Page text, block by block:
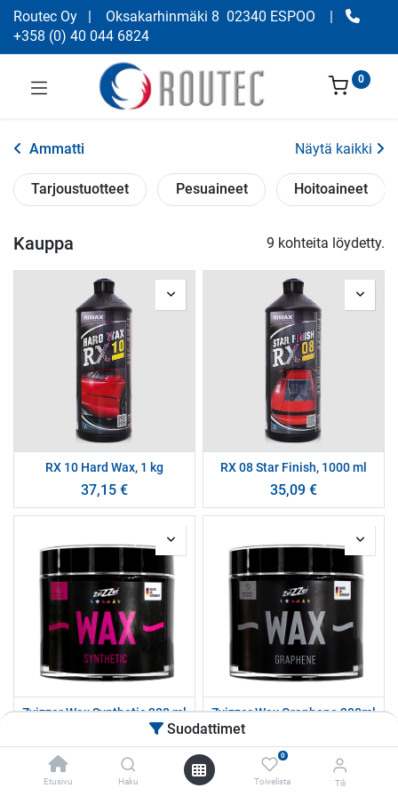
Suodattimet
Etusivu Haku
0
Toivelista Tili
Routec Oy | Oksakarhinmäki 8 02340 ESPOO
|
+358 (0) 40 044 6824
0
Ammatti Näytä kaikki
Tarjoustuotteet Pesuaineet Hoitoaineet
Kauppa 9 kohteita löydetty.
RX 10 Hard Wax, 1 kg
37,15 €
RX 08 Star Finish, 1000 ml
35,09 €
Zvizzer Wax Synthetic 200 ml Zvizzer Wax Graphene 200ml